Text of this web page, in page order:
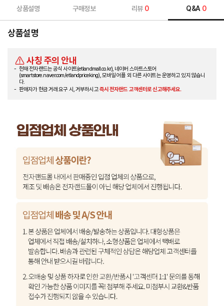
상품설명 구매정보 리뷰 0 Q&A 0
상품설명
사칭 주의 안내
현재 전자랜드는 공식 사이트(etlandmall.co.kr), 네이버 스마트스토어
(smartstore.naver.com/etlandpriceking), 모바일 어플 외 다른 사이트는 운영하고 있지 않습니
다.
판매자가 현금 거래 요구 시, 거부하시고즉시 전자랜드 고객센터로 신고해주세요.